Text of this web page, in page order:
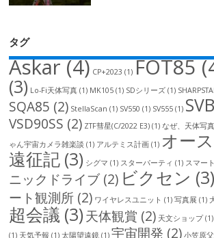
タグ
Askar(4) CP+2023 (1) FOT85
(3) Lo-Fi天体写真 (1) MK105 (1) SDシリーズ (1)
SQA85 (2) StellaScan (1) SV550 (1) SV555 (1)
VSD90SS (2) ZTF彗星(C/2022 E3) (1) なぜ、天体写
ゃん宇宙カメラ雑楽談 (1) アルテミス計画 (1) オー
遠征記 (3) シグマ (1) スターパーティ (1) スマー
ニックドライブ (2) ビクセン (3)
ート観測所 (2) ワイヤレスユニット (1) 写真展 (1)
超会議 (3)天体観賞 (2) 天文ショップ(1)
(1) 天気予報 (1) 太陽望遠鏡 (1) 宇宙開発 (2) 小笠原